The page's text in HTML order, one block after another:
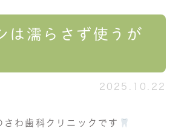
は濡らさず使うが
2025.10.22
さわ歯科クリニックです